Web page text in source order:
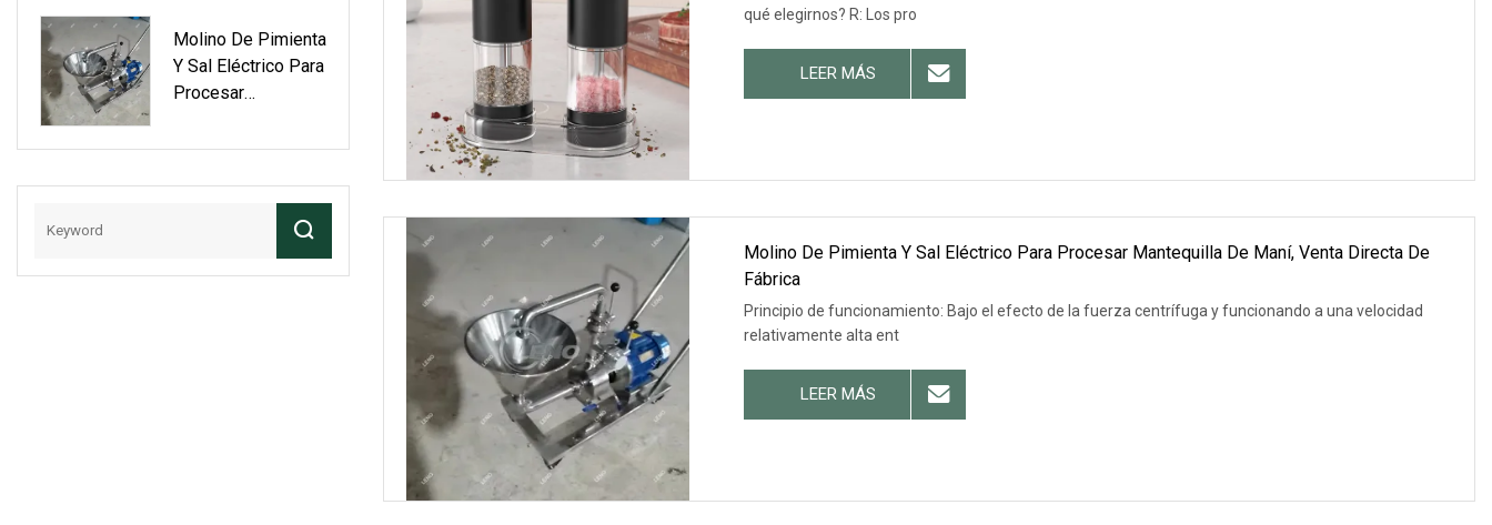
Pimienta Eléctrico
Por Gravedad
Molino De Pimienta
Y Sal Eléctrico Para
Procesar
Maní, Venta Directa
qué elegirnos? R: Los pro
LEER MÁS
Molino De Pimienta Y Sal Eléctrico Para Procesar Mantequilla De Maní, Venta Directa De
Fábrica
Principio de funcionamiento: Bajo el efecto de la fuerza centrífuga y funcionando a una velocidad
relativamente alta ent
LEER MÁS